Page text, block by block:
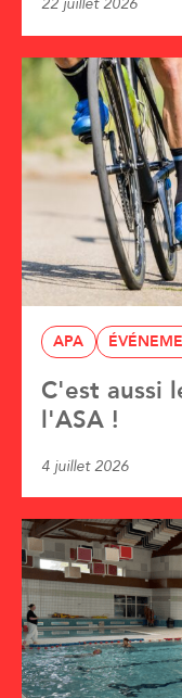
APA
C'est aussi
l'ASA !
4 juillet 2026